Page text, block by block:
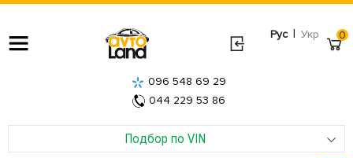
Рус | Укр
Подбор по VIN
096 548 69 29
044 229 53 86
0